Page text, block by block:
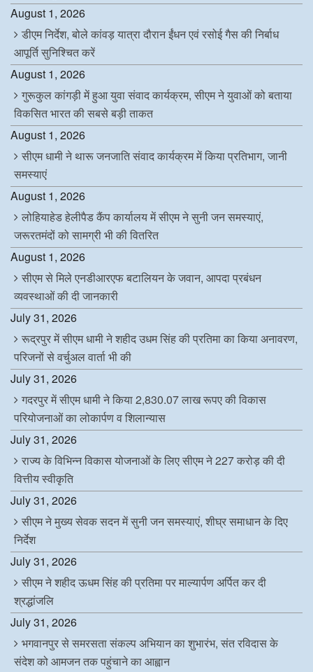
August 1, 2026
डीएम निर्देश, बोले कांवड़ यात्रा दौरान ईंधन एवं रसोई गैस की निर्बाध
आपूर्ति सुनिश्चित करें
August 1, 2026
गुरूकुल कांगड़ी में हुआ युवा संवाद कार्यक्रम, सीएम ने युवाओं को बताया
विकसित भारत की सबसे बड़ी ताकत
August 1, 2026
सीएम धामी ने थारू जनजाति संवाद कार्यक्रम में किया प्रतिभाग, जानी
समस्याएं
August 1, 2026
लोहियाहेड हेलीपैड कैंप कार्यालय में सीएम ने सुनी जन समस्याएं,
जरूरतमंदों को सामग्री भी की वितरित
August 1, 2026
सीएम से मिले एनडीआरएफ बटालियन के जवान, आपदा प्रबंधन
व्यवस्थाओं की दी जानकारी
July 31, 2026
रूद्रपुर में सीएम धामी ने शहीद उधम सिंह की प्रतिमा का किया अनावरण,
परिजनों से वर्चुअल वार्ता भी की
July 31, 2026
गदरपुर में सीएम धामी ने किया 2,830.07 लाख रूपए की विकास
परियोजनाओं का लोकार्पण व शिलान्यास
July 31, 2026
राज्य के विभिन्न विकास योजनाओं के लिए सीएम ने 227 करोड़ की दी
वित्तीय स्वीकृति
July 31, 2026
सीएम ने मुख्य सेवक सदन में सुनी जन समस्याएं, शीघ्र समाधान के दिए
निर्देश
July 31, 2026
सीएम ने शहीद ऊधम सिंह की प्रतिमा पर माल्यार्पण अर्पित कर दी
श्रद्धांजलि
July 31, 2026
भगवानपुर से समरसता संकल्प अभियान का शुभारंभ, संत रविदास के
संदेश को आमजन तक पहुंचाने का आह्वान